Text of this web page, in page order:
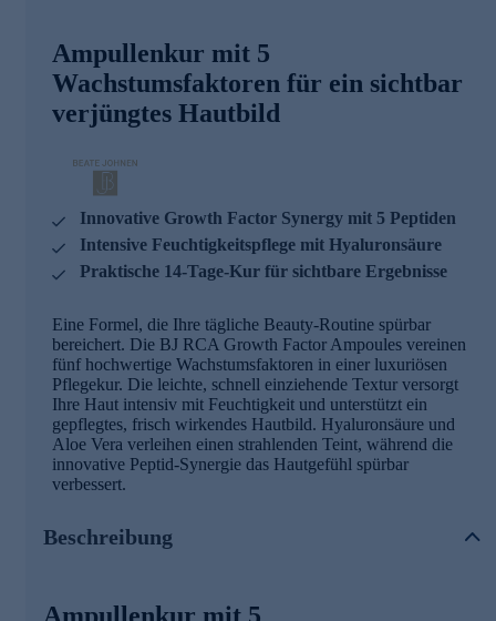
Ampullenkur mit 5
Wachstumsfaktoren für ein sichtbar
verjüngtes Hautbild
Innovative Growth Factor Synergy mit 5 Peptiden
Intensive Feuchtigkeitspflege mit Hyaluronsäure
Praktische 14-Tage-Kur für sichtbare Ergebnisse
Eine Formel, die Ihre tägliche Beauty-Routine spürbar
bereichert. Die BJ RCA Growth Factor Ampoules vereinen
fünf hochwertige Wachstumsfaktoren in einer luxuriösen
Pflegekur. Die leichte, schnell einziehende Textur versorgt
Ihre Haut intensiv mit Feuchtigkeit und unterstützt ein
gepflegtes, frisch wirkendes Hautbild. Hyaluronsäure und
Aloe Vera verleihen einen strahlenden Teint, während die
innovative Peptid-Synergie das Hautgefühl spürbar
verbessert.
Beschreibung
Ampullenkur mit 5